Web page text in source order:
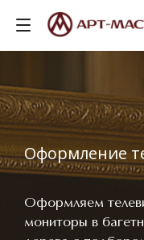
Оформление
Оформляем
мониторы в